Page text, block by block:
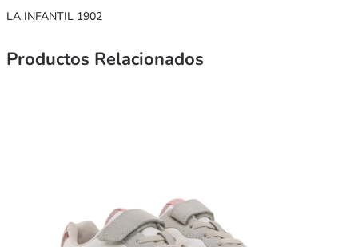
LA INFANTIL 1902
Productos Relacionados